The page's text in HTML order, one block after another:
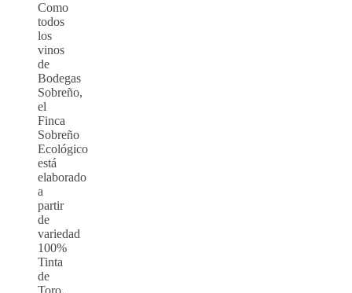
Como
todos
los
vinos
de
Bodegas
Sobreño,
el
Finca
Sobreño
Ecológico
está
elaborado
a
partir
de
variedad
100%
Tinta
de